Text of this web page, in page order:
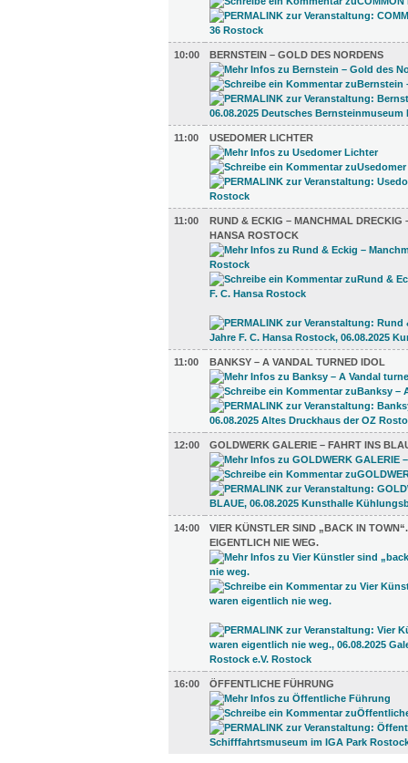
10:00 BERNSTEIN – GOLD DES NORDENS
11:00 USEDOMER LICHTER
11:00
RUND & ECKIG – MANCHMAL DRECKIG
HANSA ROSTOCK
11:00 BANKSY – A VANDAL TURNED IDOL
12:00 GOLDWERK GALERIE – FAHRT INS
14:00
VIER KÜNSTLER SIND „BACK IN
EIGENTLICH NIE WEG.
16:00 ÖFFENTLICHE FÜHRUNG